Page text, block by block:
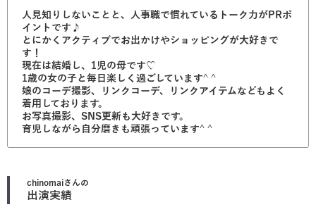
人見知りしないことと、人事職で慣れているトーク力がPRポ
イントです♪
とにかくアクティブでお出かけやショッピングが大好きで
す！
現在は結婚し、1児の母です♡
1歳の女の子と毎日楽しく過ごしています^ ^
娘のコーデ撮影、リンクコーデ、リンクアイテムなどもよく
着用しております。
お写真撮影、SNS更新も大好きです。
育児しながら自分磨きも頑張っています^ ^
chinomaiさんの
出演実績